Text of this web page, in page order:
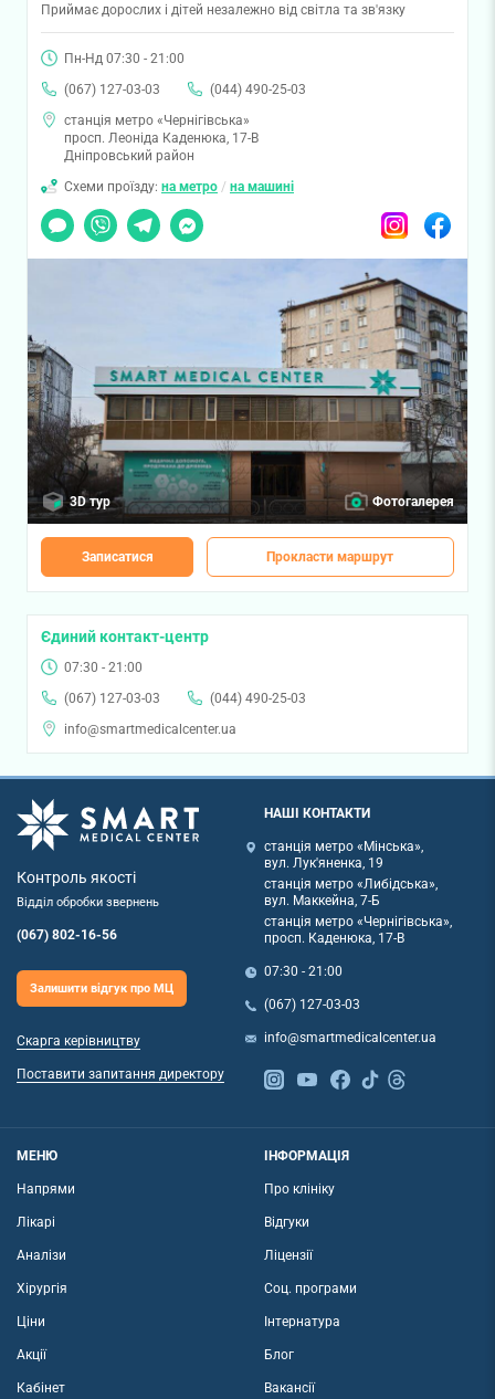
Приймає дорослих і дітей незалежно від світла та зв'язку
Пн-Нд 07:30 - 21:00
(067) 127-03-03
(044) 490-25-03
станція метро «Чернігівська»
просп. Леоніда Каденюка, 17-В
Дніпровський район
Схеми проїзду: на метро / на машині
Чат
Viber TelegramMessenger InstagramFacebook
3D тур Фотогалерея
Записатися Прокласти маршрут
Єдиний контакт-центр
07:30 - 21:00
(067) 127-03-03
(044) 490-25-03
info@smartmedicalcenter.ua
Контроль якості
Відділ обробки звернень
(067) 802-16-56
Залишити відгук про МЦ
Скарга керівництву
Поставити запитання директору
НАШІ КОНТАКТИ
станція метро «Мінська»,
вул. Лук'яненка, 19
станція метро «Либідська»,
вул. Маккейна, 7-Б
станція метро «Чернігівська»,
просп. Каденюка, 17-В
07:30 - 21:00
(067) 127-03-03
info@smartmedicalcenter.ua
МЕНЮ
Напрями
Лікарі
Аналізи
Хірургія
Ціни
Акції
Кабінет
ІНФОРМАЦІЯ
Про клініку
Відгуки
Ліцензії
Соц. програми
Інтернатура
Блог
Вакансії